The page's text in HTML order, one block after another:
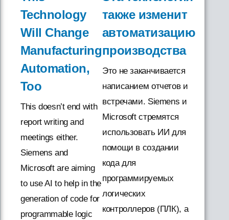
Technology
Will Change
Manufacturing
Automation,
Too
This doesn’t end with
report writing and
meetings either.
Siemens and
Microsoft are aiming
to use AI to help in the
generation of code for
programmable logic
также изменит
автоматизацию
производства
Это не заканчивается
написанием отчетов и
встречами. Siemens и
Microsoft стремятся
использовать ИИ для
помощи в создании
кода для
программируемых
логических
контроллеров (ПЛК), а